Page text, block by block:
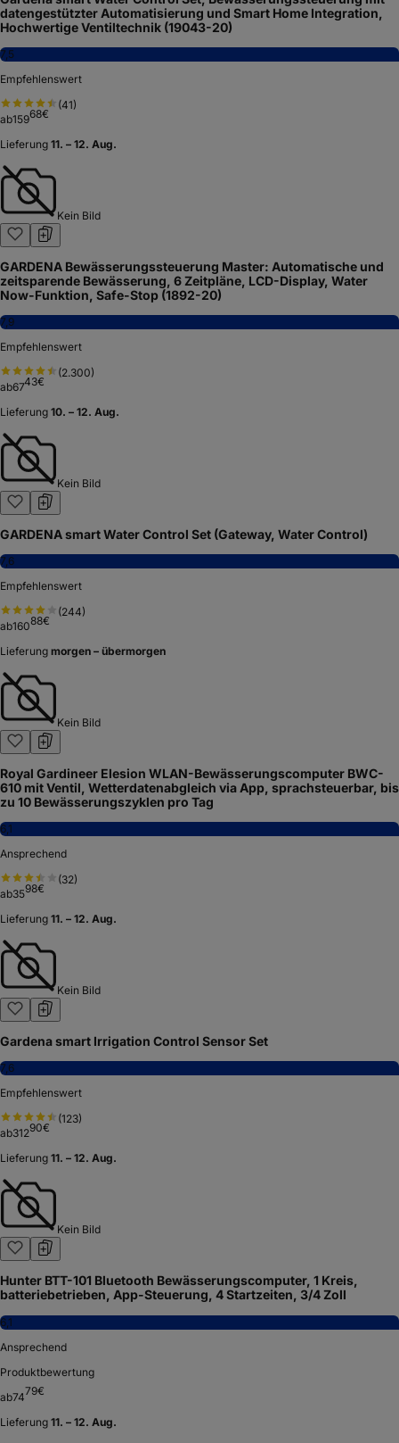
datengestützter Automatisierung und Smart Home Integration,
Hochwertige Ventiltechnik (19043-20)
7,5
Empfehlenswert
(41)
ab15968€
Lieferung 11. – 12. Aug.
Kein Bild
GARDENA Bewässerungssteuerung Master: Automatische und
zeitsparende Bewässerung, 6 Zeitpläne, LCD-Display, Water
Now-Funktion, Safe-Stop (1892-20)
7,9
Empfehlenswert
(2.300)
ab6743€
Lieferung 10. – 12. Aug.
Kein Bild
GARDENA smart Water Control Set (Gateway, Water Control)
7,6
Empfehlenswert
(244)
ab16088€
Lieferung morgen – übermorgen
Kein Bild
Royal Gardineer Elesion WLAN-Bewässerungscomputer BWC-
610 mit Ventil, Wetterdatenabgleich via App, sprachsteuerbar, bis
zu 10 Bewässerungszyklen pro Tag
6,1
Ansprechend
(32)
ab3598€
Lieferung 11. – 12. Aug.
Kein Bild
Gardena smart Irrigation Control Sensor Set
7,6
Empfehlenswert
(123)
ab31290€
Lieferung 11. – 12. Aug.
Kein Bild
Hunter BTT-101 Bluetooth Bewässerungscomputer, 1 Kreis,
batteriebetrieben, App-Steuerung, 4 Startzeiten, 3/4 Zoll
6,1
Ansprechend
Produktbewertung
ab7479€
Lieferung 11. – 12. Aug.